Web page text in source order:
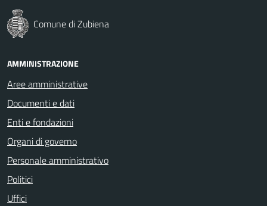
Comune di Zubiena
AMMINISTRAZIONE
Aree amministrative
Documenti e dati
Enti e fondazioni
Organi di governo
Personale amministrativo
Politici
Uffici